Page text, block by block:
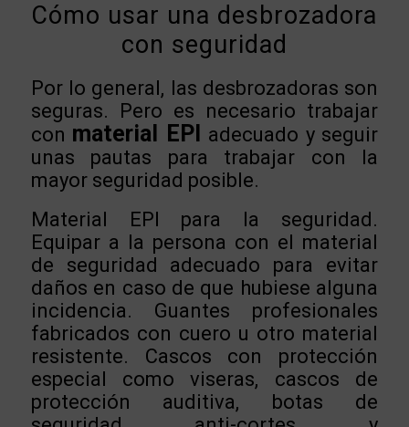
Cómo usar una desbrozadora
con seguridad
Por lo general, las desbrozadoras son
seguras. Pero es necesario trabajar
con material EPI
adecuado y seguir
unas pautas para trabajar con la
mayor seguridad posible.
Material EPI para la seguridad.
Equipar a la persona con el material
de seguridad adecuado para evitar
daños en caso de que hubiese alguna
incidencia. Guantes profesionales
fabricados con cuero u otro material
resistente. Cascos con protección
especial como viseras, cascos de
protección auditiva, botas de